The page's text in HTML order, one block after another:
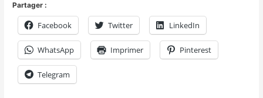
Partager :
Facebook Twitter LinkedIn
WhatsApp Imprimer Pinterest
Telegram